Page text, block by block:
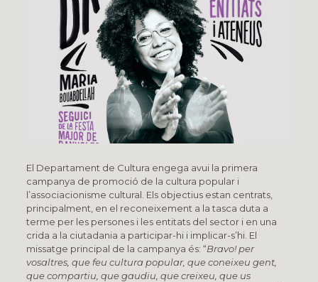
El Departament de Cultura engega avui la primera
campanya de promoció de la cultura popular i
l’associacionisme cultural. Els objectius estan centrats,
principalment, en el reconeixement a la tasca duta a
terme per les persones i les entitats del sector i en una
crida a la ciutadania a participar-hi i implicar-s’hi. El
missatge principal de la campanya és: “Bravo! per
vosaltres, que feu cultura popular, que coneixeu gent,
que compartiu, que gaudiu, que creixeu, que us